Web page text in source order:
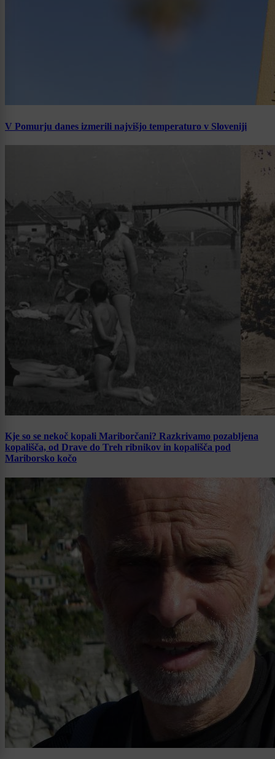
V Pomurju danes izmerili najvišjo temperaturo v Sloveniji
Kje so se nekoč kopali Mariborčani? Razkrivamo pozabljena
kopališča, od Drave do Treh ribnikov in kopališča pod
Mariborsko kočo